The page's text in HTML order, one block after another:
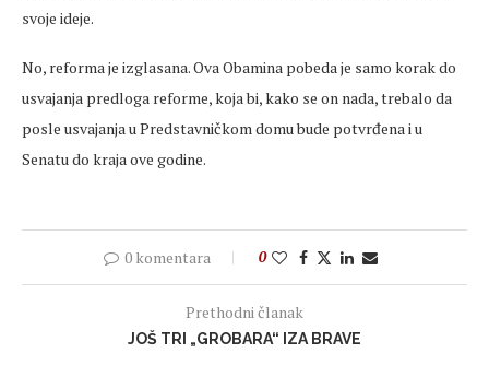
svoje ideje.
No, reforma je izglasana. Ova Obamina pobeda je samo korak do
usvajanja predloga reforme, koja bi, kako se on nada, trebalo da
posle usvajanja u Predstavničkom domu bude potvrđena i u
Senatu do kraja ove godine.
0 komentara 0
Prethodni članak
JOŠ TRI „GROBARA“ IZA BRAVE